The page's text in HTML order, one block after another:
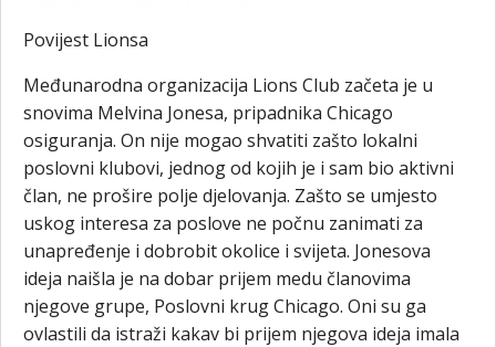
Povijest Lionsa
Međunarodna organizacija Lions Club začeta je u
snovima Melvina Jonesa, pripadnika Chicago
osiguranja. On nije mogao shvatiti zašto lokalni
poslovni klubovi, jednog od kojih je i sam bio aktivni
član, ne prošire polje djelovanja. Zašto se umjesto
uskog interesa za poslove ne počnu zanimati za
unapređenje i dobrobit okolice i svijeta. Jonesova
ideja naišla je na dobar prijem medu članovima
njegove grupe, Poslovni krug Chicago. Oni su ga
ovlastili da istraži kakav bi prijem njegova ideja imala